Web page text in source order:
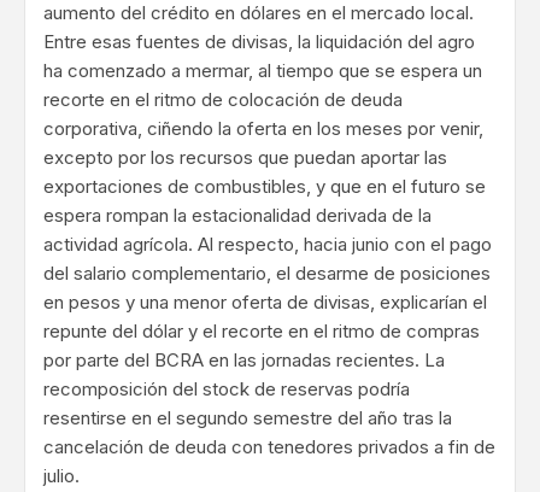
aumento del crédito en dólares en el mercado local.
Entre esas fuentes de divisas, la liquidación del agro
ha comenzado a mermar, al tiempo que se espera un
recorte en el ritmo de colocación de deuda
corporativa, ciñendo la oferta en los meses por venir,
excepto por los recursos que puedan aportar las
exportaciones de combustibles, y que en el futuro se
espera rompan la estacionalidad derivada de la
actividad agrícola. Al respecto, hacia junio con el pago
del salario complementario, el desarme de posiciones
en pesos y una menor oferta de divisas, explicarían el
repunte del dólar y el recorte en el ritmo de compras
por parte del BCRA en las jornadas recientes. La
recomposición del stock de reservas podría
resentirse en el segundo semestre del año tras la
cancelación de deuda con tenedores privados a fin de
julio.